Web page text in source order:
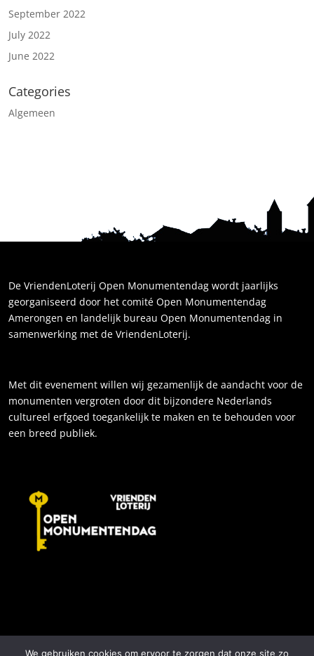
September 2022
July 2022
June 2022
Categories
Algemeen
De VriendenLoterij Open Monumentendag wordt jaarlijks
georganiseerd door het comité Open Monumentendag
Amerongen en landelijk bureau Open Monumentendag in
samenwerking met de VriendenLoterij.
Met dit evenement willen wij gezamenlijk de aandacht voor de
monumenten vergroten door dit bijzondere Nederlands
cultureel erfgoed toegankelijk te maken en te behouden voor
een breed publiek.
We gebruiken cookies om ervoor te zorgen dat onze site zo